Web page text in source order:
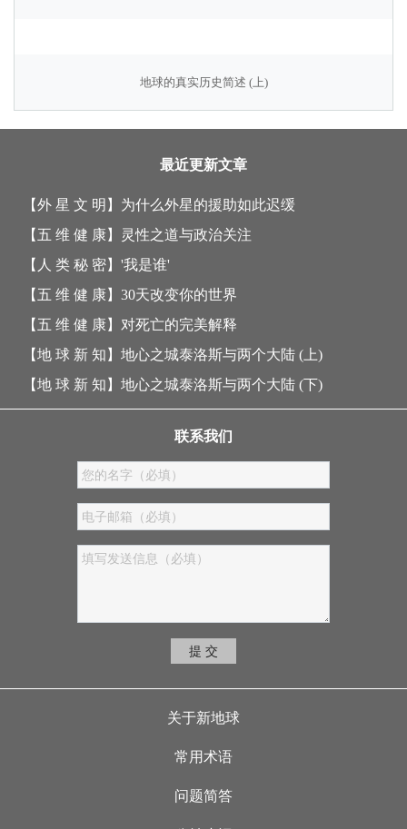
地球的真实历史简述 (上)
最近更新文章
【外 星 文 明】 为什么外星的援助如此迟缓
【五 维 健 康】
灵性之道与政治关注
【人 类 秘 密】 '我是谁'
【五 维 健 康】 30天改变你的世界
【五 维 健 康】 对死亡的完美解释
【地 球 新 知】 地心之城泰洛斯与两个大陆 (上)
【地 球 新 知】 地心之城泰洛斯与两个大陆 (下)
联系我们
提 交
关于新地球
常用术语
问题简答